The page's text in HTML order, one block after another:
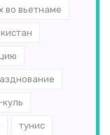
во вьетнаме
тунис